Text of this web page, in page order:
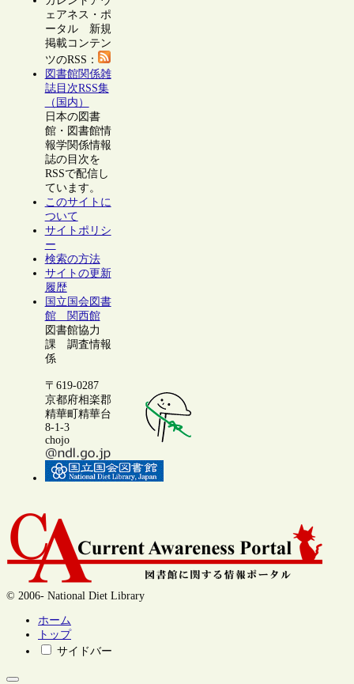
ェアネス・ポ
ータル 新規
掲載コンテン
ツのRSS：
図書館関係雑
誌目次RSS集
（国内）
日本の図書
館・図書館情
報学関係情報
誌の目次を
RSSで配信し
ています。
このサイトに
ついて
サイトポリシ
ー
検索の方法
サイトの更新
履歴
国立国会図書
館 関西館
図書館協力
課 調査情報
係
〒619-0287
京都府相楽郡
精華町精華台
8-1-3
chojo
© 2006- National Diet Library
ホーム
トップ
サイドバー